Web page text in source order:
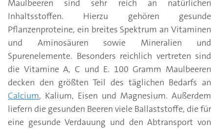
Maulbeeren sind sehr reich an natürlichen
Inhaltsstoffen. Hierzu gehören gesunde
Pflanzenproteine, ein breites Spektrum an Vitaminen
und Aminosäuren sowie Mineralien und
Spurenelemente. Besonders reichlich vertreten sind
die Vitamine A, C und E. 100 Gramm Maulbeeren
decken den größten Teil des täglichen Bedarfs an
Calcium, Kalium, Eisen und Magnesium. Außerdem
liefern die gesunden Beeren viele Ballaststoffe, die für
eine gesunde Verdauung und den Abtransport von